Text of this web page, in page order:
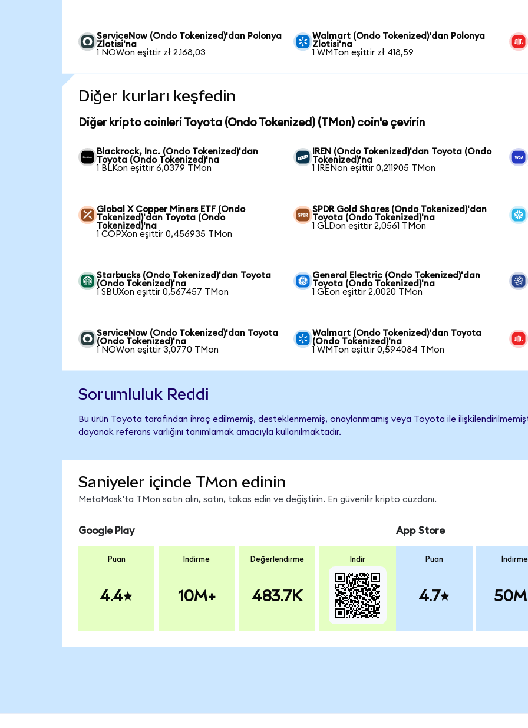
ServiceNow (Ondo Tokenized)'dan Polonya
Zlotisi'na
1 NOWon eşittir zł 2.168,03
Walmart (Ondo Tokenized)'dan Polonya
Zlotisi'na
1 WMTon eşittir zł 418,59
Diğer kurları keşfedin
Diğer kripto coinleri Toyota (Ondo Tokenized) (TMon) coin'e çevirin
Blackrock, Inc. (Ondo Tokenized)'dan
Toyota (Ondo Tokenized)'na
1 BLKon eşittir 6,0379 TMon
IREN (Ondo Tokenized)'dan Toyota (Ondo
Tokenized)'na
1 IRENon eşittir 0,211905 TMon
Global X Copper Miners ETF (Ondo
Tokenized)'dan Toyota (Ondo
Tokenized)'na
1 COPXon eşittir 0,456935 TMon
SPDR Gold Shares (Ondo Tokenized)'dan
Toyota (Ondo Tokenized)'na
1 GLDon eşittir 2,0561 TMon
Starbucks (Ondo Tokenized)'dan Toyota
(Ondo Tokenized)'na
1 SBUXon eşittir 0,567457 TMon
General Electric (Ondo Tokenized)'dan
Toyota (Ondo Tokenized)'na
1 GEon eşittir 2,0020 TMon
ServiceNow (Ondo Tokenized)'dan Toyota
(Ondo Tokenized)'na
1 NOWon eşittir 3,0770 TMon
Walmart (Ondo Tokenized)'dan Toyota
(Ondo Tokenized)'na
1 WMTon eşittir 0,594084 TMon
Sorumluluk Reddi
Bu ürün Toyota tarafından ihraç edilmemiş, desteklenmemiş, onaylanmamış veya Toyota ile
dayanak referans varlığını tanımlamak amacıyla kullanılmaktadır.
Saniyeler içinde TMon edinin
MetaMask'ta TMon satın alın, satın, takas edin ve değiştirin. En güvenilir kripto cüzdanı.
Google Play
Puan
4.4
İndirme
10M+
Değerlendirme
483.7K
İndir
App Store
Puan
4.7
İndirme